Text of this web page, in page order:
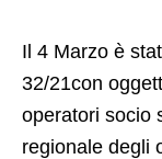
Il 4 Marzo è
32/21con
operatori socio
regionale degli